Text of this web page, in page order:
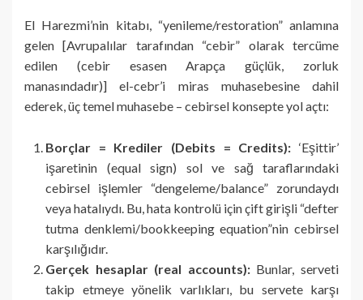
El Harezmi’nin kitabı, “yenileme/restoration” anlamına
gelen [Avrupalılar tarafından “cebir” olarak tercüme
edilen (cebir esasen Arapça güçlük, zorluk
manasındadır)] el-cebr’i miras muhasebesine dahil
ederek, üç temel muhasebe – cebirsel konsepte yol açtı:
Borçlar = Krediler (Debits = Credits): ‘Eşittir’
işaretinin (equal sign) sol ve sağ taraflarındaki
cebirsel işlemler “dengeleme/balance” zorundaydı
veya hatalıydı. Bu, hata kontrolü için çift girişli “defter
tutma denklemi/bookkeeping equation”nin cebirsel
karşılığıdır.
Gerçek hesaplar (real accounts):Bunlar, serveti
takip etmeye yönelik varlıkları, bu servete karşı